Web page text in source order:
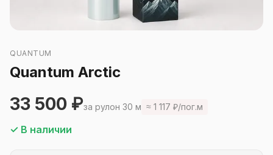
QUANTUM
Quantum Arctic
33 500 ₽за рулон 30 м ≈ 1 117 ₽/пог.м
✓ В наличии